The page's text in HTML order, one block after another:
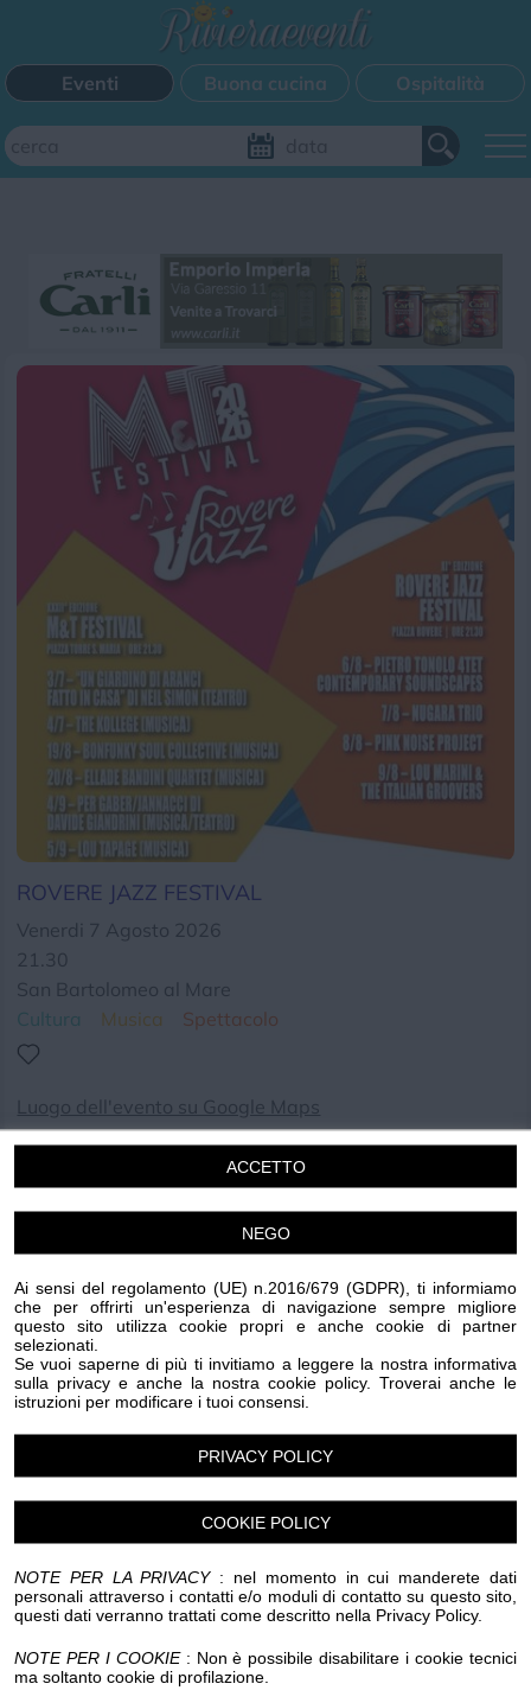
ACCETTO
NEGO
Ai sensi del regolamento (UE) n.2016/679 (GDPR), ti informiamo
che per offrirti un'esperienza di navigazione sempre migliore
questo sito utilizza cookie propri e anche cookie di partner
selezionati.
Se vuoi saperne di più ti invitiamo a leggere la nostra informativa
sulla privacy e anche la nostra cookie policy. Troverai anche le
istruzioni per modificare i tuoi consensi.
PRIVACY POLICY
COOKIE POLICY
NOTE PER LA PRIVACY: nel momento in cui manderete dati
personali attraverso i contatti e/o moduli di contatto su questo sito,
questi dati verranno trattati come descritto nella Privacy Policy.
NOTE PER I COOKIE: Non è possibile disabilitare i cookie tecnici
ma soltanto cookie di profilazione.
Eventi Buona cucina Ospitalità
FILTRI EVENTI
Questo weekendTutti gli eventi Mappa
CATEGORIE EVENTI
BimbiCinemaCorsi Cucina Cultura
Disco
Mercatini MusicaSagra SpettacoloSport
Chi siamo Login
ROVERE JAZZ FESTIVAL
Venerdi 7 Agosto 2026
21.30
San Bartolomeo al Mare
Cultura Musica Spettacolo
Luogo dell'evento su Google Maps
Condividi:
M&T 2023 FESTIVAL
XXXIII EDIZIONE
M&T FESTIVAL
PIAZZA TORRE S. MARIA
3/7 - "UN GIARDINO DI ARANCI"
FATTO IN CASA" DI NEIL SIMON (TEATRO)
4/7 - THE KOLLEGE (MUSICA)
19/8 - BONFUNKY SOUL COLLECTIVE (MUSICA)
20/8 - ELLADE BANDINI QUARTET (MUSICA)
4/9 - PER GABER/JANNUCCI DI
DAVIDE GIANDRINI (MUSICA/TEATRO)
5/9 - LOU TAPAGE (MUSICA)